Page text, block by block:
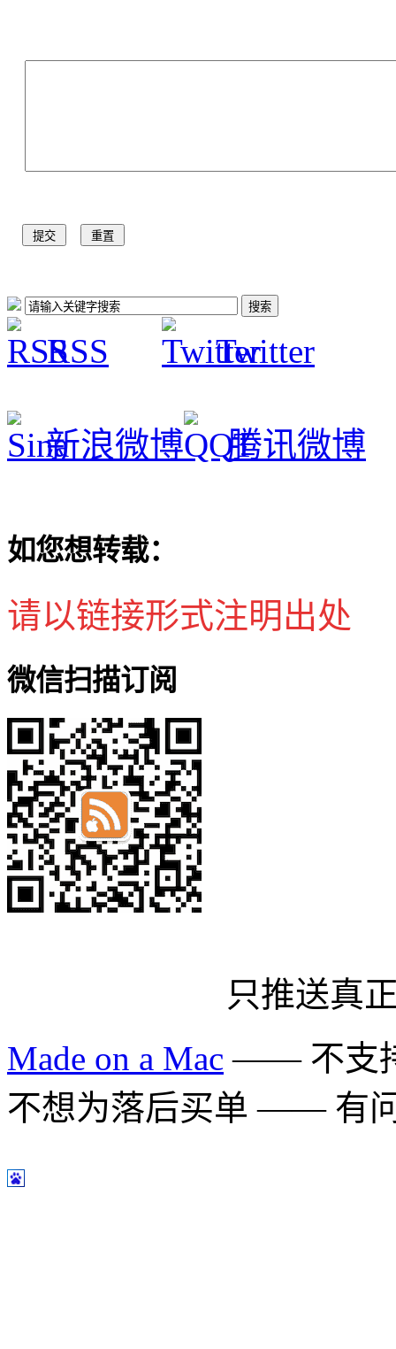
RSS Twitter
新浪微博 腾讯微博
如您想转载：
请以链接形式注明出处
微信扫描订阅
只推送真
Made on a Mac —— 不支
不想为落后买单 —— 有